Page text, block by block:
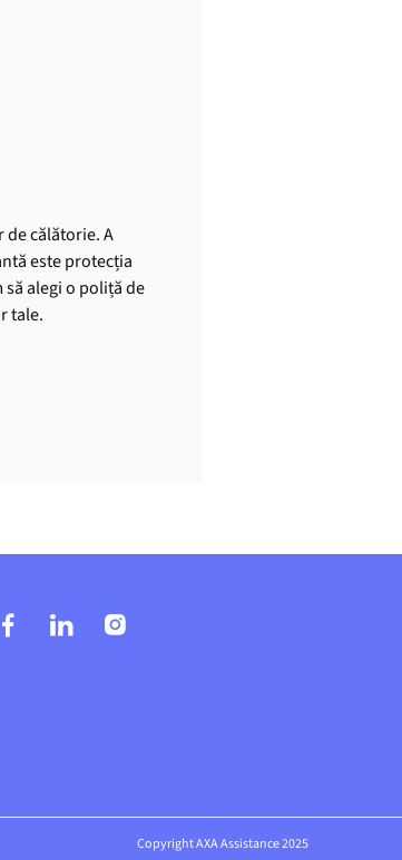
de călătorie. A
este protecția
alegi o poliță de
tale.
Copyright AXA Assistance 2025